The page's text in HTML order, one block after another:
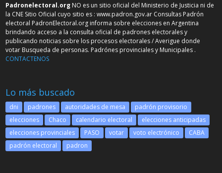
Padronelectoral.org NO es un sitio oficial del Ministerio de Justicia ni de
la CNE Sitio Oficial cuyo sitio es :www.padron.gov.ar Consultas Padrón
electoral PadronElectoral.org informa sobre elecciones en Argentina
brindando acceso a la consulta oficial de padrones electorales y
publicando noticias sobre los procesos electorales / Averigue donde
votar Busqueda de personas. Padrónes provinciales y Municipales .
CONTACTENOS
Lo más buscado
dni padrones autoridades de mesa
padrón provisorio
elecciones
Chaco calendario electoral
elecciones anticipadas
elecciones provinciales
PASO votar voto electrónico
CABA
padrón electoral
padron